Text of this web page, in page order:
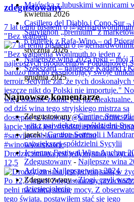
zdegustowany
7 lat temu pisałem o @gerhardwohlmuth
"Bez wątpien
Drodzy, zmiana jest jedyną stałą w
12,5
Majówka z lubuskimi winnicami
kwietnia 2026
Casillero del Diablo i Cono Sur –
Sauvignon „premium” z
6 butelek z Rafa-Wino – od
stycznia 2026
Najlepsze wina 2025 roku – mój
Szekszárd – najlepsze Kadarki i
grudnia 2025
Najnowsze komentarze
Zdegustowany-Cantine Settesoli
win z największej spółdzielni
jacek-Cantine Settesoli i
największej spółdzielni Sycylii
Jesienny Festiwal Wina Auchan
Zdegustowany - Najlepsze wina
Adrian-Najlepsze wina 2024
Zdegustowany-Złogi, czyli
dziesięciolecia